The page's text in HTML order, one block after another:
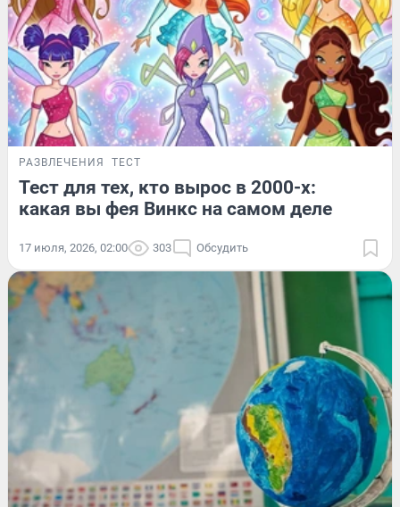
РАЗВЛЕЧЕНИЯ ТЕСТ
Тест для тех, кто вырос в 2000-х:
какая вы фея Винкс на самом деле
17 июля, 2026, 02:00 303 Обсудить